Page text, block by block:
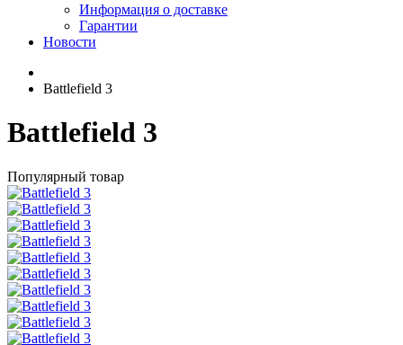
Информация о доставке
Гарантии
Новости
Battlefield 3
Battlefield 3
Популярный товар